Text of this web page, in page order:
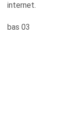
internet.
bas 03